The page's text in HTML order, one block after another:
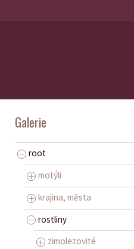
Galerie
root
motýli
krajina, města
rostliny
zimolezovité